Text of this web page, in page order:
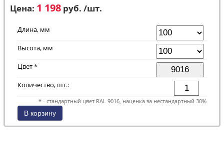
Цена: 1 198 руб. /шт.
Длина, мм
Высота, мм
Цвет *
Количество, шт.:
* - стандартный цвет RAL 9016, наценка за нестандартный 30%